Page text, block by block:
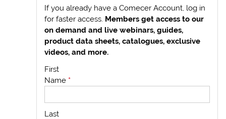
If you already have a Comecer Account, log in
for faster access. Members get access to our
on demand and live webinars, guides,
product data sheets, catalogues, exclusive
videos, and more.
First
Name *
Last